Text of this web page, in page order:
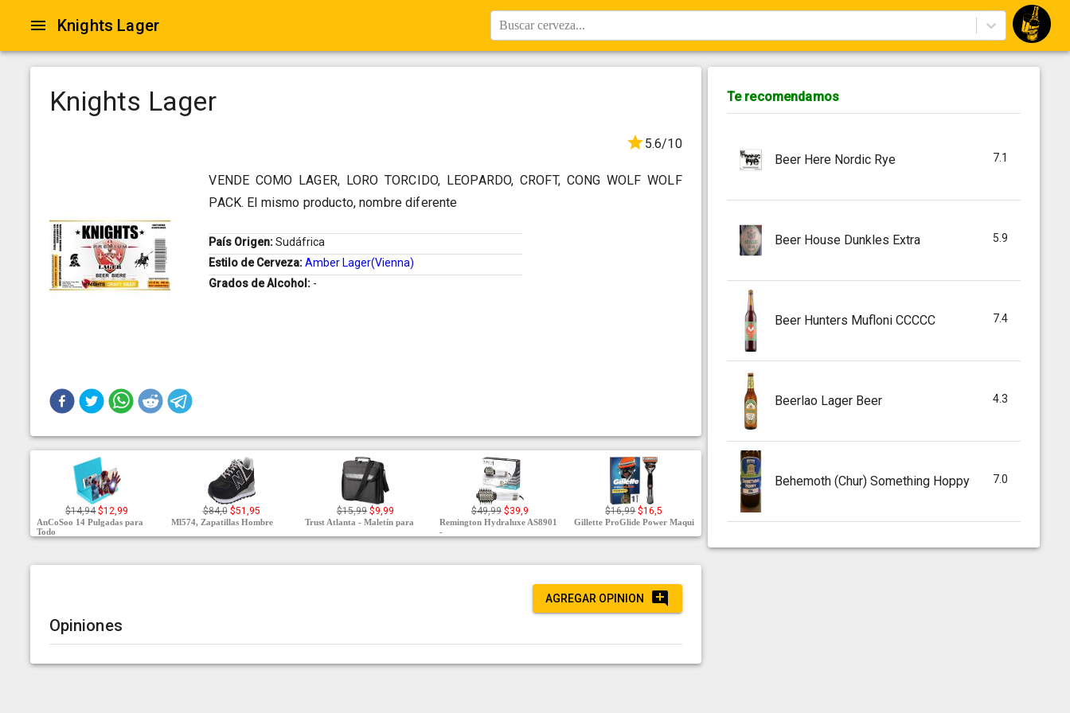
Knights Lager Buscar cerveza...
Knights Lager
5.6/10
VENDE COMO LAGER, LORO TORCIDO, LEOPARDO, CROFT, CONG WOLF WOLF
PACK. El mismo producto, nombre diferente
País Origen:Sudáfrica
Estilo de Cerveza:Amber Lager(Vienna)
Grados de Alcohol: -
$14,94 $12,99
AnCoSoo 14 Pulgadas para
Todo
$84,0 $51,95
Ml574, Zapatillas Hombre
$15,99 $9,99
Trust Atlanta - Maletín para
$49,99 $39,9
Remington Hydraluxe AS8901
-
$16,99 $16,5
Gillette ProGlide Power Maqui
AGREGAR OPINION
Opiniones
Te recomendamos
Beer Here Nordic Rye 7.1
Beer House Dunkles Extra 5.9
Beer Hunters Mufloni CCCCC 7.4
Beerlao Lager Beer 4.3
Behemoth (Chur) Something Hoppy 7.0